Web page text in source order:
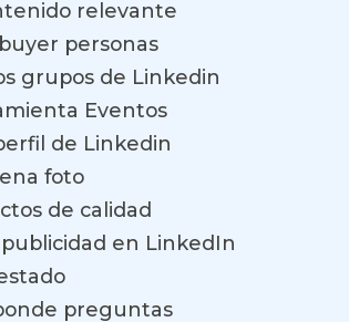
relevante
personas
grupos de Linkedin
Eventos
de Linkedin
foto
de calidad
en LinkedIn
preguntas